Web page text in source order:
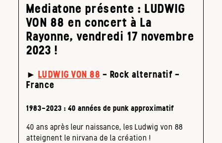
Mediatone présente : LUDWIG
VON 88 en concert à La
Rayonne, vendredi 17 novembre
2023 !
► LUDWIG VON 88 – Rock alternatif –
France
1983-2023 : 40 années de punk approximatif
40 ans après leur naissance, les Ludwig von 88
atteignent le nirvana de la création !